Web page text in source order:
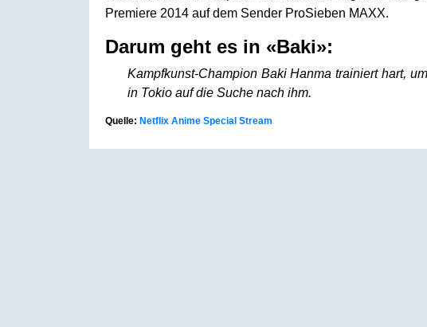
Premiere 2014 auf dem Sender ProSieben MAXX.
Darum geht es in «Baki»:
Kampfkunst-Champion Baki Hanma trainiert hart,
in Tokio auf die Suche nach ihm.
Quelle: Netflix Anime Special Stream